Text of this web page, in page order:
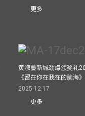
更多
黄淑蔓新城劲爆颁奖礼
《留在你在我在的脑海
2025-12-17
更多